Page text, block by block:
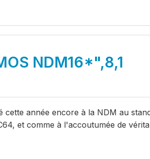
NDM16*",8,1
année encore à la NDM au
et comme à l'accoutumée de